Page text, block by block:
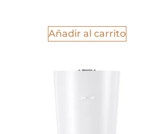
Añadir al carrito